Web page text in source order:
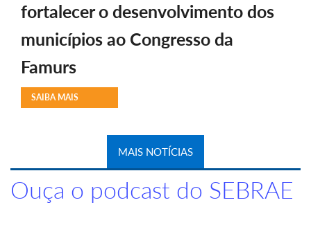
fortalecer o desenvolvimento dos
municípios ao Congresso da
Famurs
SAIBA MAIS
MAIS NOTÍCIAS
Ouça o podcast do SEBRAE